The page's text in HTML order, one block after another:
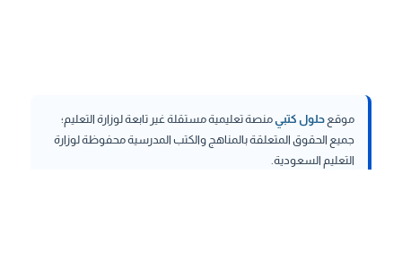
موقع حلول كتبيمنصة تعليمية مستقلة غير تابعة لوزارة التعليم؛
جميع الحقوق المتعلقة بالمناهج والكتب المدرسية محفوظة لوزارة
التعليم السعودية.